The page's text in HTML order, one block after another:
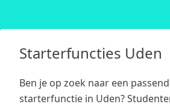
Starterfuncties Uden
Ben je op zoek naar een
starterfunctie in Uden?